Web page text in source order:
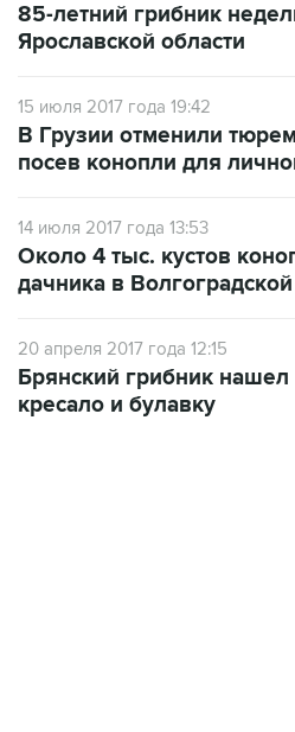
85-летний грибник
Ярославской области
15 июля 2017 года 19:42
В Грузии отменили
посев конопли для
14 июля 2017 года 13:53
Около 4 тыс. кустов
дачника в
20 апреля 2017 года 12:15
Брянский грибник
кресало и булавку